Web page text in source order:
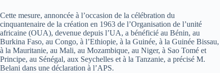
Cette mesure, annoncée à l’occasion de la célébration du
cinquantenaire de la création en 1963 de l’Organisation de l’unité
africaine (OUA), devenue depuis l’UA, a bénéficié au Bénin, au
Burkina Faso, au Congo, à l’Ethiopie, à la Guinée, à la Guinée Bissau,
à la Mauritanie, au Mali, au Mozambique, au Niger, à Sao Tomé et
Principe, au Sénégal, aux Seychelles et à la Tanzanie, a précisé M.
Belani dans une déclaration à l’APS.